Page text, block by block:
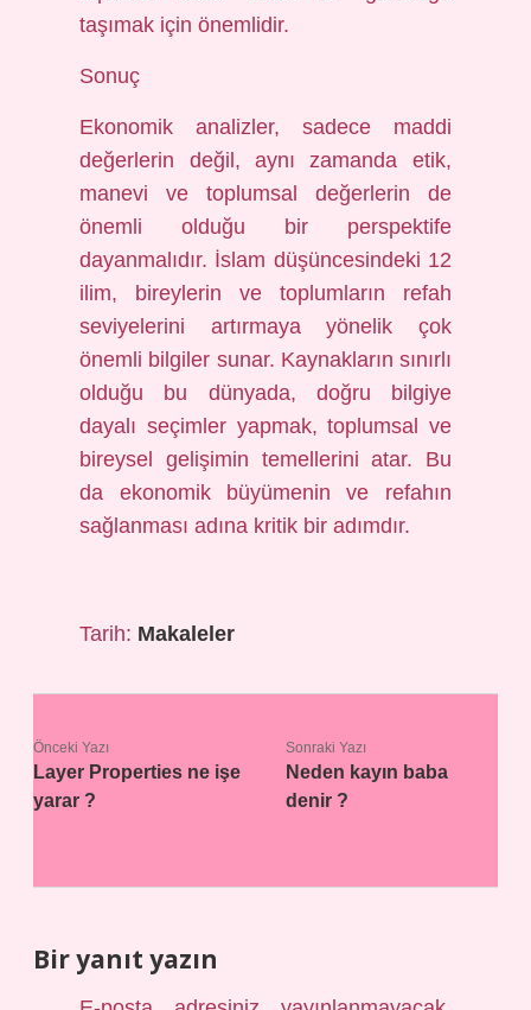
taşımak için önemlidir.
Sonuç
Ekonomik analizler, sadece maddi
değerlerin değil, aynı zamanda etik,
manevi ve toplumsal değerlerin de
önemli olduğu bir perspektife
dayanmalıdır. İslam düşüncesindeki 12
ilim, bireylerin ve toplumların refah
seviyelerini artırmaya yönelik çok
önemli bilgiler sunar. Kaynakların sınırlı
olduğu bu dünyada, doğru bilgiye
dayalı seçimler yapmak, toplumsal ve
bireysel gelişimin temellerini atar. Bu
da ekonomik büyümenin ve refahın
sağlanması adına kritik bir adımdır.
Tarih: Makaleler
Önceki Yazı
Layer Properties ne işe
yarar ?
Sonraki Yazı
Neden kayın baba
denir ?
Bir yanıt yazın